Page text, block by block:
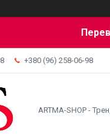
+380 (96) 258-06-98
ARTMA-SHOP -